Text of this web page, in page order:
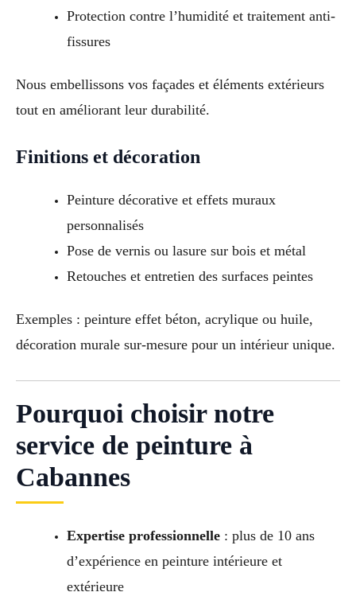
Protection contre l’humidité et traitement anti-
fissures
Nous embellissons vos façades et éléments extérieurs
tout en améliorant leur durabilité.
Finitions et décoration
Peinture décorative et effets muraux
personnalisés
Pose de vernis ou lasure sur bois et métal
Retouches et entretien des surfaces peintes
Exemples : peinture effet béton, acrylique ou huile,
décoration murale sur-mesure pour un intérieur unique.
Pourquoi choisir notre
service de peinture à
Cabannes
Expertise professionnelle: plus de 10 ans
d’expérience en peinture intérieure et
extérieure